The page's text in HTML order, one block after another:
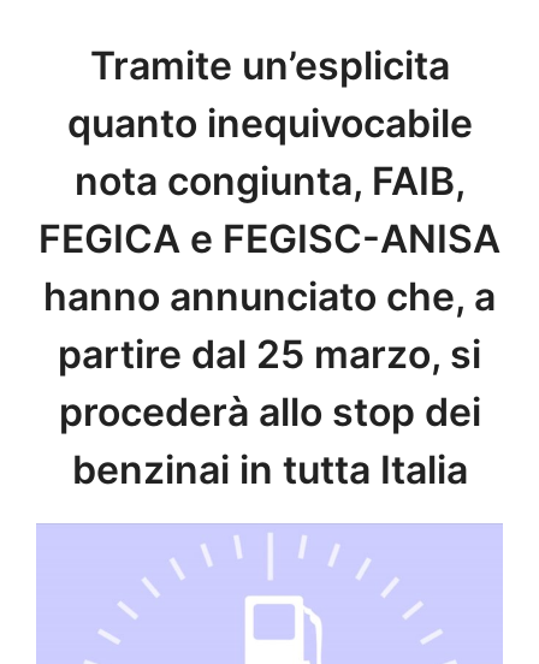
Tramite un’esplicita
quanto inequivocabile
nota congiunta, FAIB,
FEGICA e FEGISC-ANISA
hanno annunciato che, a
partire dal 25 marzo, si
procederà allo stop dei
benzinai in tutta Italia